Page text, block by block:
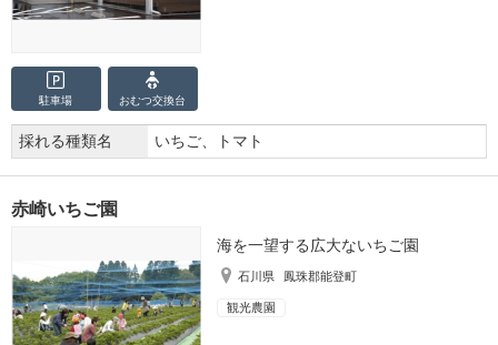
駐車場 おむつ交換台
採れる種類名 いちご、トマト
赤崎いちご園
海を一望する広大ないちご園
石川県 鳳珠郡能登町
観光農園